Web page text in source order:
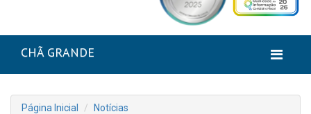
CHÃ GRANDE
Página Inicial
Notícias